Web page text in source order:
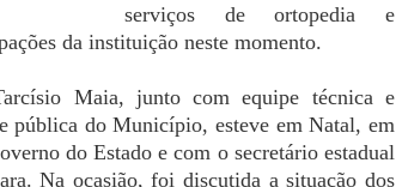
serviços de ortopedia e
da instituição neste momento.
Maia, junto com equipe técnica e
pública do Município, esteve em Natal, em
do Estado e com o secretário estadual
Na ocasião, foi discutida a situação dos